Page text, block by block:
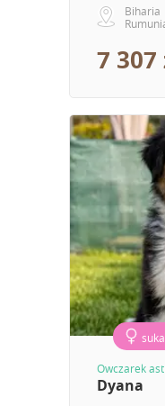
Biharia
7 307
suka
Owczarek
Dyana